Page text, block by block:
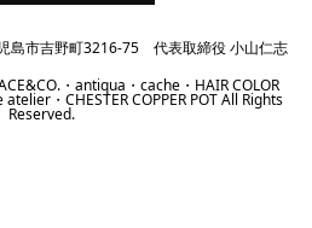
島市吉野町3216-75 代表取締役 小山仁志
・antiqua・cache・HAIR COLOR
・CHESTER COPPER POT All Rights
Reserved.